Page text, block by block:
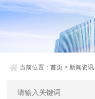
当前位置：首页 > 新闻资讯